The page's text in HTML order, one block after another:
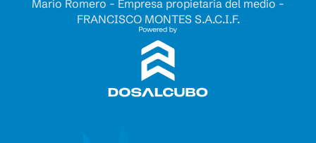
Mario Romero - Empresa propietaria del medio -
FRANCISCO MONTES S.A.C.I.F.